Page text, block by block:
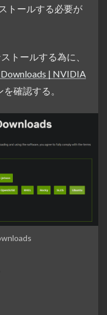
トールする必要が
トールする為に、
| NVIDIA
確認する。